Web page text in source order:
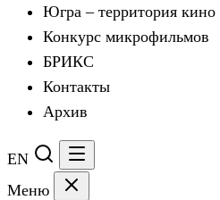
Югра – территория кино
Конкурс микрофильмов
БРИКС
Контакты
Архив
EN
Меню